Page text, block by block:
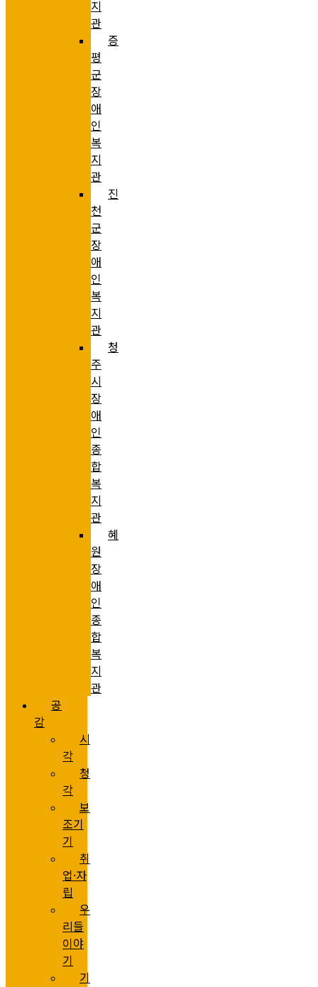
지
관
증
평
군
장
애
인
복
지
관
진
천
군
장
애
인
복
지
관
청
주
시
장
애
인
종
합
복
지
관
혜
원
장
애
인
종
합
복
지
관
공
감
시
각
청
각
보
조기
기
취
업·자
립
우
리들
이야
기
기